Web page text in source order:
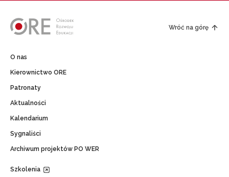
Wróć na górę
O nas
Kierownictwo ORE
Patronaty
Aktualności
Kalendarium
Sygnaliści
Archiwum projektów PO WER
Szkolenia